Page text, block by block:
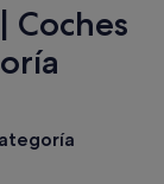
Coches